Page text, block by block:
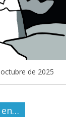
de 2025